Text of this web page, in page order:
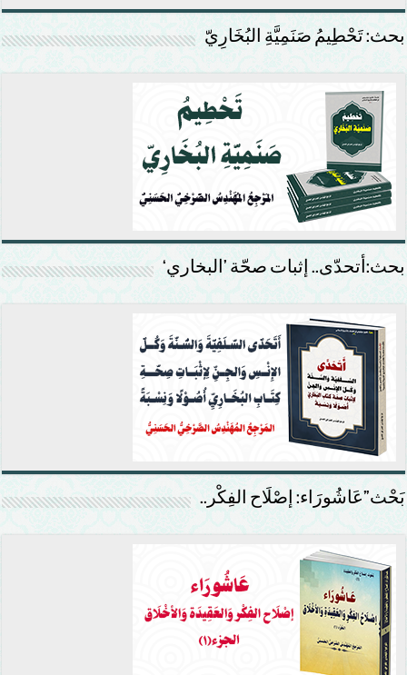
بحث: تَحْطِيمُ صَنَمِيَّةِ البُخَارِيّ
بحث:أتحدّى.. إثبات صحّة ’البخاري‘
بَحْث”عَاشُورَاء: إصْلَاح الفِكْر..